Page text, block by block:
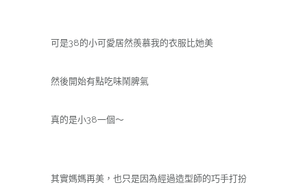
可是38的小可愛居然羨慕我的衣服比她美
然後開始有點吃味鬧脾氣
真的是小38一個～
其實媽媽再美，也只是因為經過造型師的巧手打扮